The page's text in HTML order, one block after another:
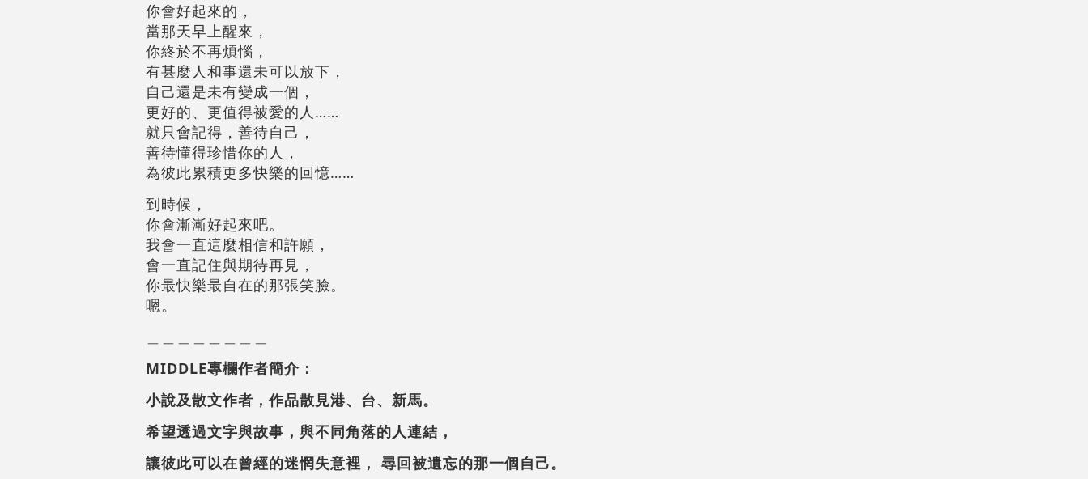
你會好起來的，
當那天早上醒來，
你終於不再煩惱，
有甚麼人和事還未可以放下，
自己還是未有變成一個，
更好的、更值得被愛的人……
就只會記得，善待自己，
善待懂得珍惜你的人，
為彼此累積更多快樂的回憶……
到時候，
你會漸漸好起來吧。
我會一直這麼相信和許願，
會一直記住與期待再見，
你最快樂最自在的那張笑臉。
嗯。
MIDDLE專欄作者簡介：
小說及散文作者，作品散見港、台、新馬。
希望透過文字與故事，與不同角落的人連結，
讓彼此可以在曾經的迷惘失意裡， 尋回被遺忘的那一個自己。